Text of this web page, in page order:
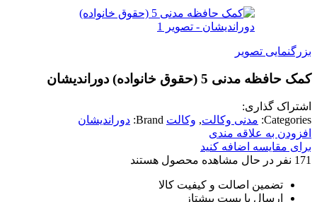
بود.
است.
بزرگنمایی تصویر
کمک حافظه مدنی 5 (حقوق خانواده) دوراندیشان
اشتراک گذاری:
Categories: مدنی وکالت, وکالت Brand: دوراندیشان
افزودن به علاقه مندی
برای مقایسه اضافه کنید
171 نفر در حال مشاهده محصول هستند
تضمین اصالت و کیفیت کالا
ارسال با پست پیشتاز